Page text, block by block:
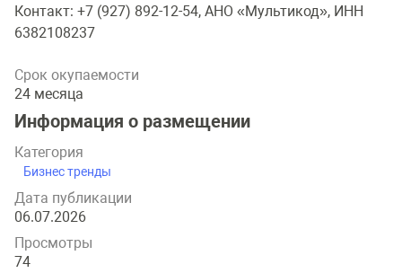
Контакт: +7 (927) 892-12-54, АНО «Мультикод», ИНН
6382108237
Срок окупаемости
24 месяца
Информация о размещении
Категория
Бизнес тренды
Дата публикации
06.07.2026
Просмотры
74